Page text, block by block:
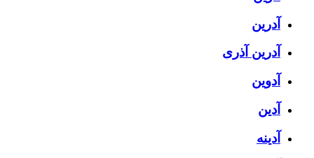
آدرین
آدرین آذری
آدوین
آدین
آدینه